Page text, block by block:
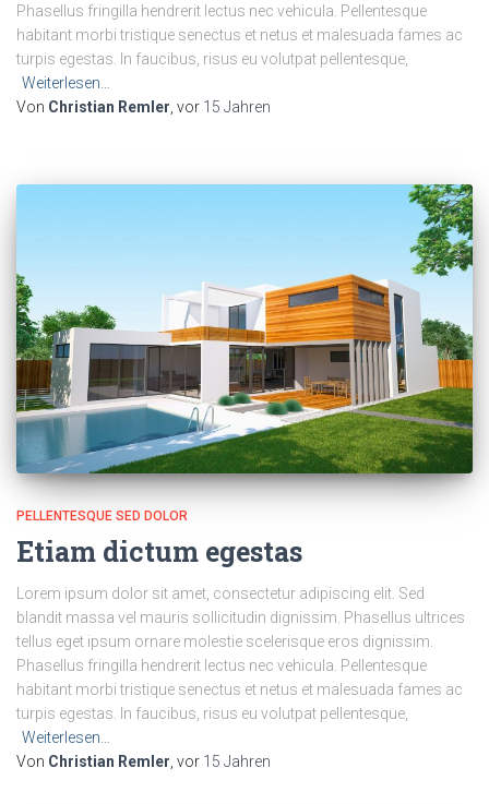
Phasellus fringilla hendrerit lectus nec vehicula. Pellentesque
habitant morbi tristique senectus et netus et malesuada fames ac
turpis egestas. In faucibus, risus eu volutpat pellentesque,
Weiterlesen…
Von Christian Remler, vor 15 Jahren
PELLENTESQUE SED DOLOR
Etiam dictum egestas
Lorem ipsum dolor sit amet, consectetur adipiscing elit. Sed
blandit massa vel mauris sollicitudin dignissim. Phasellus ultrices
tellus eget ipsum ornare molestie scelerisque eros dignissim.
Phasellus fringilla hendrerit lectus nec vehicula. Pellentesque
habitant morbi tristique senectus et netus et malesuada fames ac
turpis egestas. In faucibus, risus eu volutpat pellentesque,
Weiterlesen…
Von Christian Remler , vor 15 Jahren